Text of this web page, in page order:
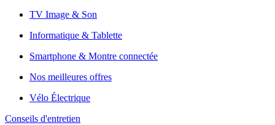
TV Image & Son
Informatique & Tablette
Smartphone & Montre connectée
Nos meilleures offres
Vélo Électrique
Conseils d'entretien